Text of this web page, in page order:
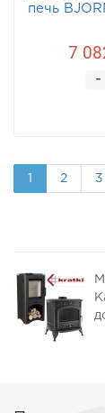
печь
7
-
1 2 3